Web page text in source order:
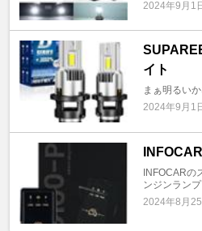
2024年9月1
イト
まぁ明るい
2024年9月1
INFOCARの
ンジンランプ
2024年8月